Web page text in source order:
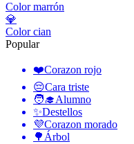
Color marrón
💎
Color cian
Popular
❤️Corazon rojo
😔Cara triste
🧑‍🎓Alumno
✨Destellos
💜Corazon morado
🌳 Árbol